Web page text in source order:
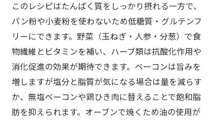
このレシピはたんぱく質をしっかり摂れる一方で、
パン粉や小麦粉を使わないため低糖質・グルテンフ
リーにできます。野菜（玉ねぎ・人参・分葱）で食
物繊維とビタミンを補い、ハーブ類は抗酸化作用や
消化促進の効果が期待できます。ベーコンは旨みを
増しますが塩分と脂質が気になる場合は量を減らす
か、無塩ベーコンや鶏ひき肉に替えることで飽和脂
肪を抑えられます。オーブンで焼くため油の使用が